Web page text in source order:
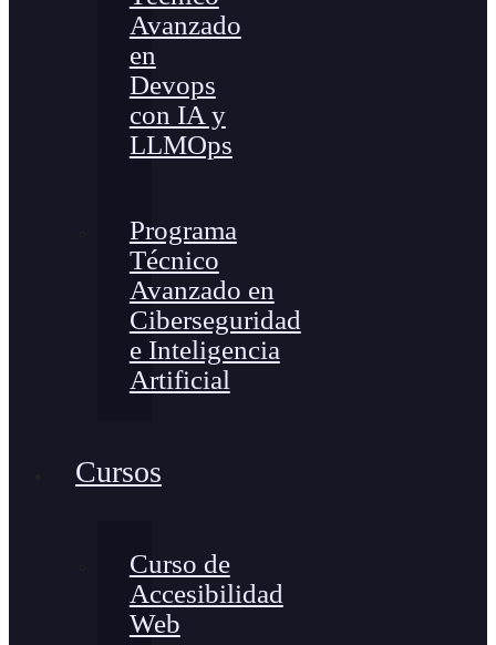
Avanzado
en
Devops
con IA y
LLMOps
Programa
Técnico
Avanzado en
Ciberseguridad
e Inteligencia
Artificial
Cursos
Curso de
Accesibilidad
Web